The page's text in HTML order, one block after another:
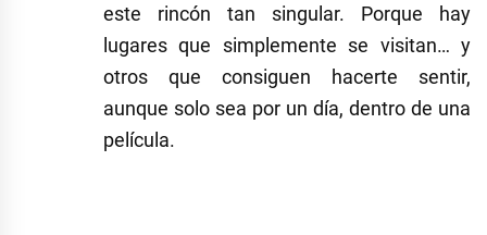
este rincón tan singular. Porque hay
lugares que simplemente se visitan… y
otros que consiguen hacerte sentir,
aunque solo sea por un día, dentro de una
película.